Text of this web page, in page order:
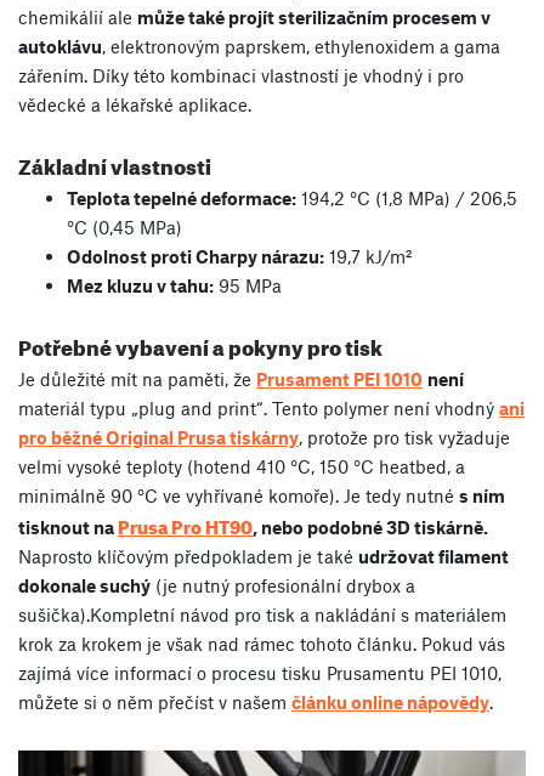
chemikálií ale může také projít sterilizačním procesem v
autoklávu , elektronovým paprskem, ethylenoxidem a gama
zářením. Díky této kombinaci vlastností je vhodný i pro
vědecké a lékařské aplikace.
Základní vlastnosti
Teplota tepelné deformace: 194,2 °C (1,8 MPa) / 206,5
°C (0,45 MPa)
Odolnost proti Charpy nárazu: 19,7 kJ/m²
Mez kluzu v tahu: 95 MPa
Potřebné vybavení a pokyny pro tisk
Je důležité mít na paměti, že Prusament PEI 1010 není
materiál typu „plug and print“. Tento polymer není vhodný ani
pro běžné Original Prusa tiskárny , protože pro tisk vyžaduje
velmi vysoké teploty (hotend 410 °C, 150 °C heatbed, a
minimálně 90 °C ve vyhřívané komoře). Je tedy nutné s ním
tisknout naPrusa Pro HT90 , nebo podobné 3D tiskárně.
Naprosto klíčovým předpokladem je také udržovat filament
dokonale suchý (je nutný profesionální drybox a
sušička).Kompletní návod pro tisk a nakládání s materiálem
krok za krokem je však nad rámec tohoto článku. Pokud vás
zajímá více informací o procesu tisku Prusamentu PEI 1010,
můžete si o něm přečíst v našem článku online nápovědy